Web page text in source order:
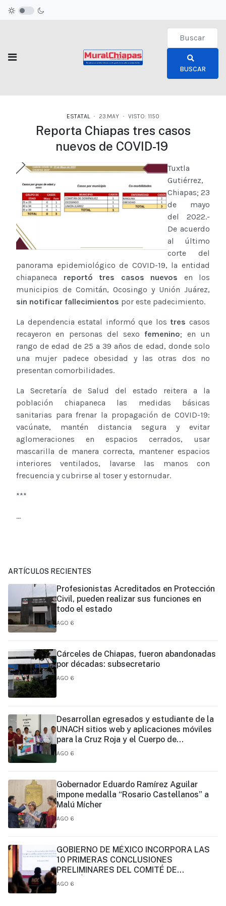
Type 2 or
BUSCAR
ESTATAL 23.MAY VISTO: 1150
Reporta Chiapas tres casos
nuevos de COVID-19
Tuxtla
Gutiérrez,
Chiapas; 23
de mayo
del 2022.-
De acuerdo
al último
corte del
panorama epidemiológico de COVID-19, la entidad
chiapaneca reportó tres casos nuevos en los
municipios de Comitán, Ocosingo y Unión Juárez,
sin notificar fallecimientos por este padecimiento.
La dependencia estatal informó que los tres casos
recayeron en personas del sexofemenino; en un
rango de edad de 25 a 39 años de edad, donde solo
una mujer padece obesidad y las otras dos no
presentan comorbilidades.
La Secretaría de Salud del estado reitera a la
población chiapaneca las medidas básicas
sanitarias para frenar la propagación de COVID-19:
vacúnate, mantén distancia segura y evitar
aglomeraciones en espacios cerrados, usar
mascarilla de manera correcta, mantener espacios
interiores ventilados, lavarse las manos con
frecuencia y cubrirse al toser y estornudar.
***
...
ARTÍCULOS RECIENTES
Profesionistas Acreditados en Protección
Civil, pueden realizar sus funciones en
todo el estado
AGO 6
Cárceles de Chiapas, fueron abandonadas
por décadas: subsecretario
AGO 6
Desarrollan egresados y estudiante de la
UNACH sitios web y aplicaciones móviles
para la Cruz Roja y el Cuerpo de
Bomberos de Tapachula
AGO 6
Gobernador Eduardo Ramírez Aguilar
impone medalla “Rosario Castellanos” a
Malú Mícher
AGO 6
GOBIERNO DE MÉXICO INCORPORA LAS
10 PRIMERAS CONCLUSIONES
PRELIMINARES DEL COMITÉ DE
CIENTÍFICOS Y ESPECIALISTAS PARA EL
AGO 6